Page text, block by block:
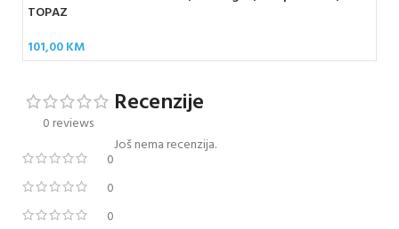
TOPAZ
101,00KM
0 reviews
0
0
0
Recenzije
Još nema recenzija.